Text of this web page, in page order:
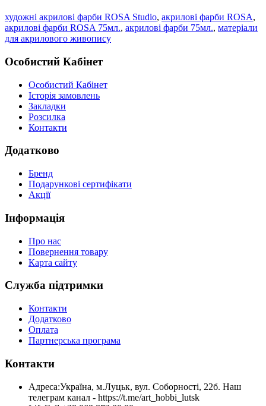
художні акрилові фарби ROSA Studio, акрилові фарби ROSA,
акрилові фарби ROSA 75мл., акрилові фарби 75мл., матеріали
для акрилового живопису
Особистий Кабінет
Особистий Кабінет
Історія замовлень
Закладки
Розсилка
Контакти
Додатково
Бренд
Подарункові сертифікати
Акції
Інформація
Про нас
Повернення товару
Карта сайту
Служба підтримки
Контакти
Додатково
Оплата
Партнерська програма
Контакти
Адреса:Україна, м.Луцьк, вул. Соборності, 22б. Наш
телеграм канал - https://t.me/art_hobbi_lutsk